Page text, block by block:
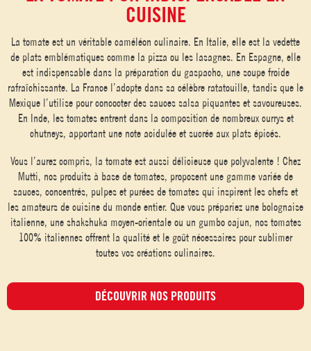
CUISINE
La tomate est un véritable caméléon culinaire. En Italie, elle est la vedette
de plats emblématiques comme la pizza ou les lasagnes. En Espagne, elle
est indispensable dans la préparation du gaspacho, une soupe froide
rafraîchissante. La France l’adopte dans sa célèbre ratatouille, tandis que le
Mexique l’utilise pour concocter des sauces salsa piquantes et savoureuses.
En Inde, les tomates entrent dans la composition de nombreux currys et
chutneys, apportant une note acidulée et sucrée aux plats épicés.
Vous l’aurez compris, la tomate est aussi délicieuse que polyvalente ! Chez
Mutti, nos produits à base de tomates, proposent une gamme variée de
sauces, concentrés, pulpes et purées de tomates qui inspirent les chefs et
les amateurs de cuisine du monde entier. Que vous prépariez une bolognaise
italienne, une shakshuka moyen-orientale ou un gumbo cajun, nos tomates
100% italiennes offrent la qualité et le goût nécessaires pour sublimer
toutes vos créations culinaires.
DÉCOUVRIR NOS PRODUITS